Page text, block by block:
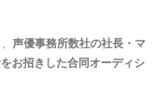
声優事務所数社の社長・マ
お招きした合同オーディシ